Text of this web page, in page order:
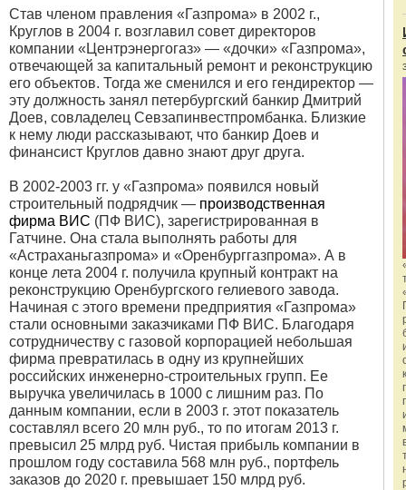
Став членом правления «Газпрома» в 2002 г.,
Круглов в 2004 г. возглавил совет директоров
компании «Центрэнергогаз» — «дочки» «Газпрома»,
отвечающей за капитальный ремонт и реконструкцию
его объектов. Тогда же сменился и его гендиректор —
эту должность занял петербургский банкир Дмитрий
Доев, совладелец Севзапинвестпромбанка. Близкие
к нему люди рассказывают, что банкир Доев и
финансист Круглов давно знают друг друга.
В 2002-2003 гг. у «Газпрома» появился новый
строительный подрядчик — производственная
фирма ВИС (ПФ ВИС), зарегистрированная в
Гатчине. Она стала выполнять работы для
«Астраханьгазпрома» и «Оренбурггазпрома». А в
конце лета 2004 г. получила крупный контракт на
реконструкцию Оренбургского гелиевого завода.
Начиная с этого времени предприятия «Газпрома»
стали основными заказчиками ПФ ВИС. Благодаря
сотрудничеству с газовой корпорацией небольшая
фирма превратилась в одну из крупнейших
российских инженерно-строительных групп. Ее
выручка увеличилась в 1000 с лишним раз. По
данным компании, если в 2003 г. этот показатель
составлял всего 20 млн руб., то по итогам 2013 г.
превысил 25 млрд руб. Чистая прибыль компании в
прошлом году составила 568 млн руб., портфель
заказов до 2020 г. превышает 150 млрд руб.